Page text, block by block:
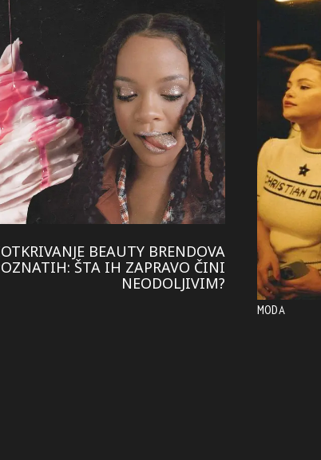
BEAUTY BRENDOVA
ŠTA IH ZAPRAVO ČINI
NEODOLJIVIM?
MODA